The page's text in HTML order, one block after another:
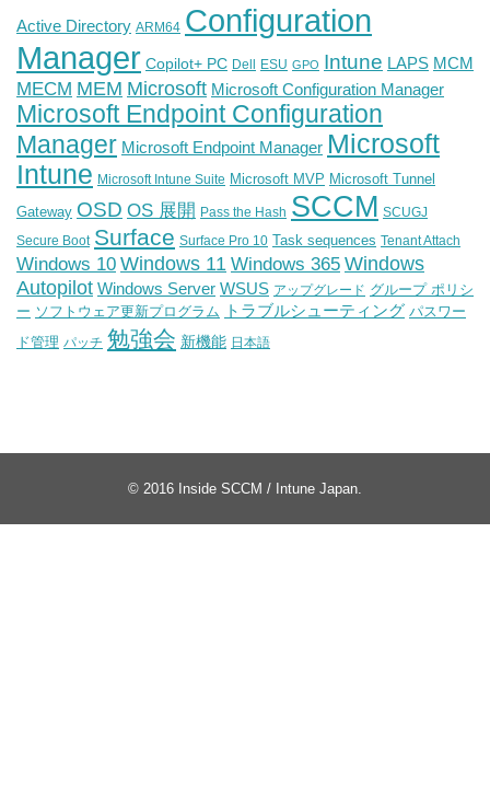
Active Directory ARM64 Configuration
Manager Copilot+ PC Dell ESU GPO Intune LAPS MCM
MECM MEM Microsoft Microsoft Configuration Manager
Microsoft Endpoint Configuration
Manager Microsoft Endpoint Manager Microsoft
Intune Microsoft Intune Suite Microsoft MVP Microsoft Tunnel
Gateway OSD OS 展開 Pass the Hash SCCM SCUGJ
Secure Boot Surface Surface Pro 10 Task sequences Tenant Attach
Windows 10 Windows 11 Windows 365 Windows
Autopilot Windows Server WSUS アップグレード グループ ポリシ
ー ソフトウェア更新プログラム トラブルシューティング パスワー
ド管理 パッチ 勉強会 新機能 日本語
© 2016 Inside SCCM / Intune Japan